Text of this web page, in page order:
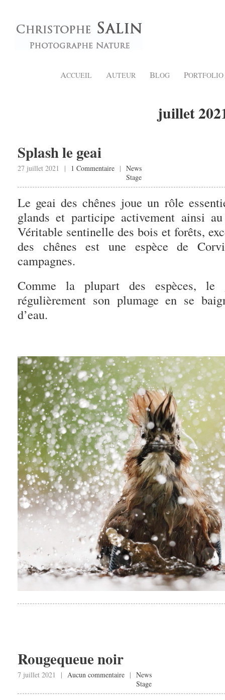
ACCUEIL AUTEUR BLOG PORTFOLIO
juillet
Splash le geai
27 juillet 2021 | 1 Commentaire | News
Stage
Le geai des chênes joue un rôle
glands et participe activement ainsi au
Véritable sentinelle des bois et forêts,
des chênes est une espèce de
campagnes.
Comme la plupart des espèces, le
régulièrement son plumage en se
d’eau.
Rougequeue noir
7 juillet 2021 | Aucun commentaire | News
Stage